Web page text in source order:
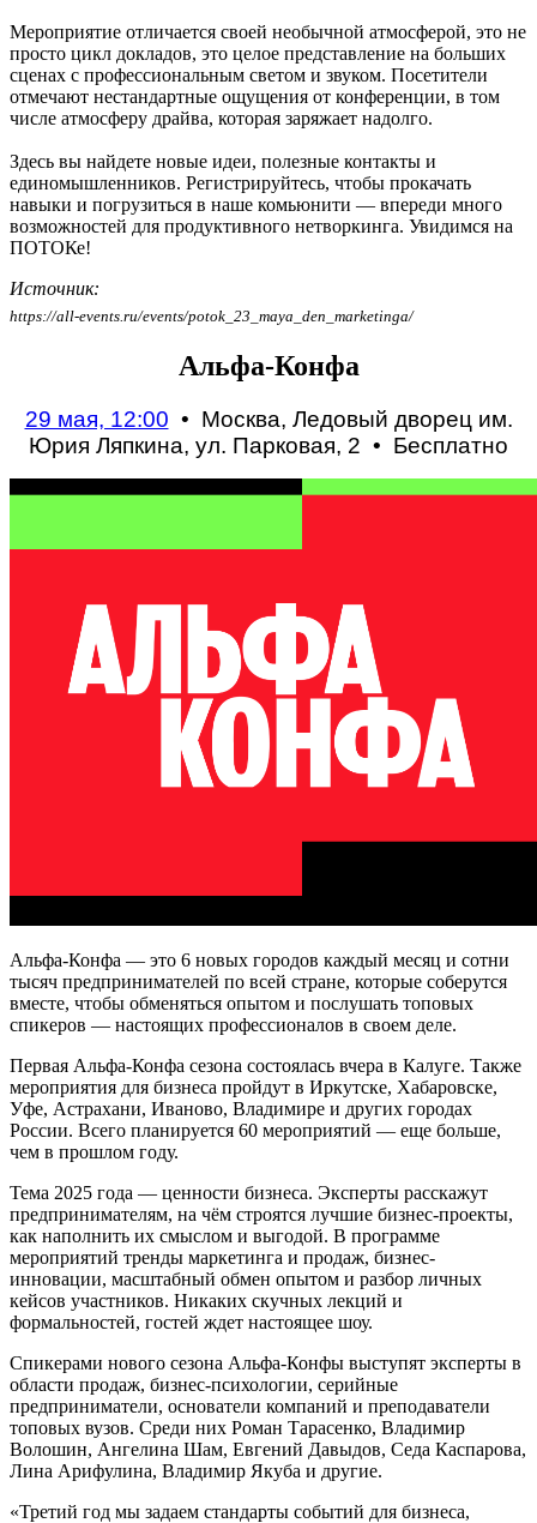
Мероприятие отличается своей необычной атмосферой, это не
просто цикл докладов, это целое представление на больших
сценах с профессиональным светом и звуком. Посетители
отмечают нестандартные ощущения от конференции, в том
числе атмосферу драйва, которая заряжает надолго.
Здесь вы найдете новые идеи, полезные контакты и
единомышленников. Регистрируйтесь, чтобы прокачать
навыки и погрузиться в наше комьюнити — впереди много
возможностей для продуктивного нетворкинга. Увидимся на
ПОТОКе!
Источник:
https://all-events.ru/events/potok_23_maya_den_marketinga/
Альфа-Конфа
29 мая, 12:00 • Москва, Ледовый дворец им.
Юрия Ляпкина, ул. Парковая, 2 • Бесплатно
Альфа-Конфа — это 6 новых городов каждый месяц и сотни
тысяч предпринимателей по всей стране, которые соберутся
вместе, чтобы обменяться опытом и послушать топовых
спикеров — настоящих профессионалов в своем деле.
Первая Альфа-Конфа сезона состоялась вчера в Калуге. Также
мероприятия для бизнеса пройдут в Иркутске, Хабаровске,
Уфе, Астрахани, Иваново, Владимире и других городах
России. Всего планируется 60 мероприятий — еще больше,
чем в прошлом году.
Тема 2025 года — ценности бизнеса. Эксперты расскажут
предпринимателям, на чём строятся лучшие бизнес-проекты,
как наполнить их смыслом и выгодой. В программе
мероприятий тренды маркетинга и продаж, бизнес-
инновации, масштабный обмен опытом и разбор личных
кейсов участников. Никаких скучных лекций и
формальностей, гостей ждет настоящее шоу.
Спикерами нового сезона Альфа-Конфы выступят эксперты в
области продаж, бизнес-психологии, серийные
предприниматели, основатели компаний и преподаватели
топовых вузов. Среди них Роман Тарасенко, Владимир
Волошин, Ангелина Шам, Евгений Давыдов, Седа Каспарова,
Лина Арифулина, Владимир Якуба и другие.
«Третий год мы задаем стандарты событий для бизнеса,